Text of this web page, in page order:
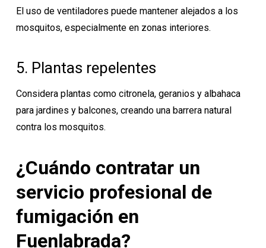
El uso de ventiladores puede mantener alejados a los
mosquitos, especialmente en zonas interiores.
5. Plantas repelentes
Considera plantas como citronela, geranios y albahaca
para jardines y balcones, creando una barrera natural
contra los mosquitos.
¿Cuándo contratar un
servicio profesional de
fumigación en
Fuenlabrada?